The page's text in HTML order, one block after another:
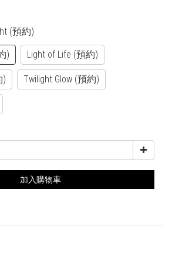
(預約)
) Light of Life (預約)
) Twilight Glow (預約)
加入購物車